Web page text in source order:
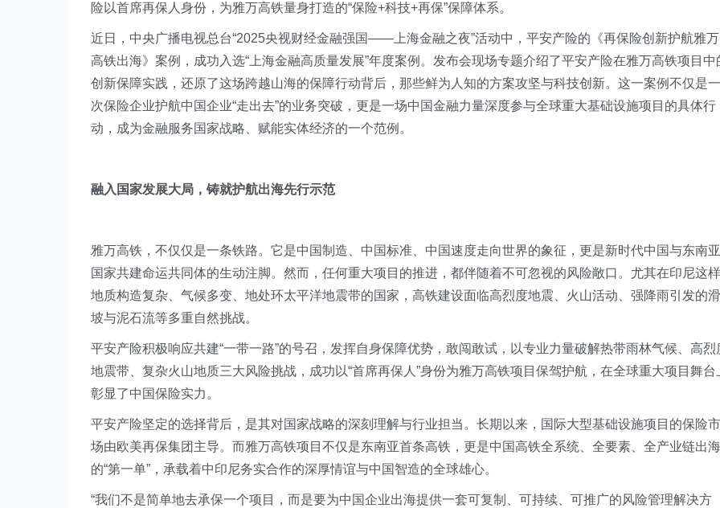
险以首席再保人身份，为雅万高铁量身打造的“保险+科技+再保”保障体系。
近日，中央广播电视总台“2025央视财经金融强国——上海金融之夜”活动中，平安产险的《再保险创新护航雅万
高铁出海》案例，成功入选“上海金融高质量发展”年度案例。发布会现场专题介绍了平安产险在雅万高铁项目中
创新保障实践，还原了这场跨越山海的保障行动背后，那些鲜为人知的方案攻坚与科技创新。这一案例不仅是一
次保险企业护航中国企业“走出去”的业务突破，更是一场中国金融力量深度参与全球重大基础设施项目的具体行
动，成为金融服务国家战略、赋能实体经济的一个范例。
融入国家发展大局，铸就护航出海先行示范
雅万高铁，不仅仅是一条铁路。它是中国制造、中国标准、中国速度走向世界的象征，更是新时代中国与东南亚
国家共建命运共同体的生动注脚。然而，任何重大项目的推进，都伴随着不可忽视的风险敞口。尤其在印尼这样
地质构造复杂、气候多变、地处环太平洋地震带的国家，高铁建设面临高烈度地震、火山活动、强降雨引发的滑
坡与泥石流等多重自然挑战。
平安产险积极响应共建“一带一路”的号召，发挥自身保障优势，敢闯敢试，以专业力量破解热带雨林气候、高烈
地震带、复杂火山地质三大风险挑战，成功以“首席再保人”身份为雅万高铁项目保驾护航，在全球重大项目舞台
彰显了中国保险实力。
平安产险坚定的选择背后，是其对国家战略的深刻理解与行业担当。长期以来，国际大型基础设施项目的保险市
场由欧美再保集团主导。而雅万高铁项目不仅是东南亚首条高铁，更是中国高铁全系统、全要素、全产业链出海
的“第一单”，承载着中印尼务实合作的深厚情谊与中国智造的全球雄心。
“我们不是简单地去承保一个项目，而是要为中国企业出海提供一套可复制、可持续、可推广的风险管理解决方